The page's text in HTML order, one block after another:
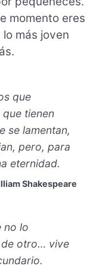
momento eres
más joven
que
tienen
se lamentan,
pero, para
eternidad.
Shakespeare
no lo
de otro… vive